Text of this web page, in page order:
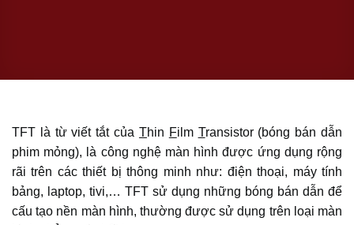
TFT là từ viết tắt của Thin Film Transistor (bóng bán dẫn
phim mỏng), là công nghệ màn hình được ứng dụng rộng
rãi trên các thiết bị thông minh như: điện thoại, máy tính
bảng, laptop, tivi,… TFT sử dụng những bóng bán dẫn để
cấu tạo nền màn hình, thường được sử dụng trên loại màn